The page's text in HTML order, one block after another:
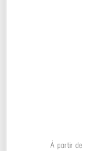
À partir de